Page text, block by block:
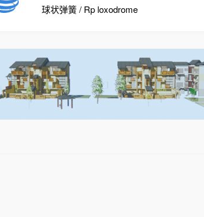
球状弹簧 / Rp loxodrome